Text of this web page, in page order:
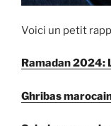
Voici un petit
Ramadan 2024:
Ghribas